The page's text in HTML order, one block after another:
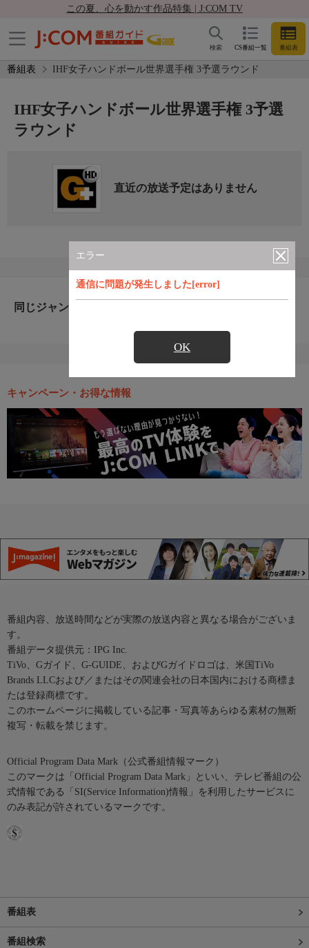
この夏、心を動かす作品特集 | J:COM TV
CS番組一覧 番組表
検索
番組表 IHF女子ハンドボール世界選手権 3予選ラウンド
エラー
通信に問題が発生しました[error]
OK
IHF女子ハンドボール世界選手権 3予選
ラウンド
直近の放送予定はありません
同じジャンルのおすすめ番組
キャンペーン・お得な情報
番組内容、放送時間などが実際の放送内容と異なる場合がございま
す。
番組データ提供元：IPG Inc.
TiVo、Gガイド、G-GUIDE、およびGガイドロゴは、米国TiVo
Brands LLCおよび／またはその関連会社の日本国内における商標ま
たは登録商標です。
このホームページに掲載している記事・写真等あらゆる素材の無断
複写・転載を禁じます。
Official Program Data Mark（公式番組情報マーク）
このマークは「Official Program Data Mark」といい、テレビ番組の公
式情報である「SI(Service Information)情報」を利用したサービスに
のみ表記が許されているマークです。
番組表
番組検索